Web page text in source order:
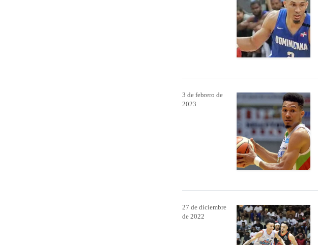
3 de febrero de
2023
27 de diciembre
de 2022